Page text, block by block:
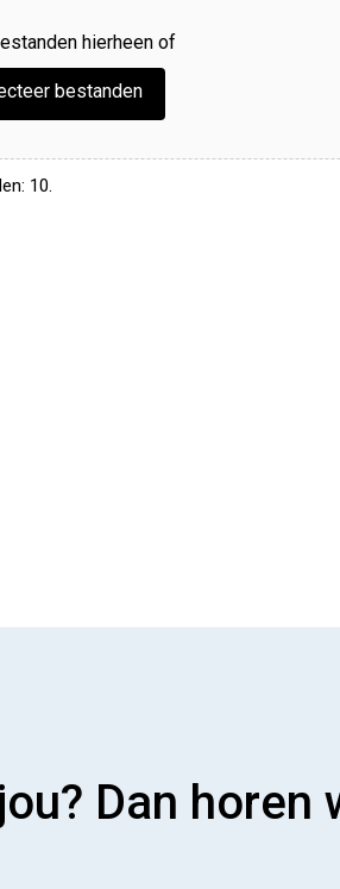
hierheen of
bestanden
10.
Dan horen